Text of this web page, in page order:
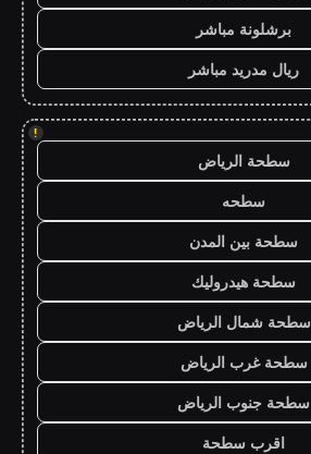
برشلونة مباشر
ريال مدريد مباشر
!
سطحة الرياض
سطحه
سطحة بين المدن
سطحة هيدروليك
سطحة شمال الرياض
سطحة غرب الرياض
سطحة جنوب الرياض
اقرب سطحة